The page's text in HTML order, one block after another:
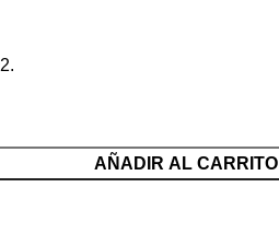
AÑADIR AL CARRITO